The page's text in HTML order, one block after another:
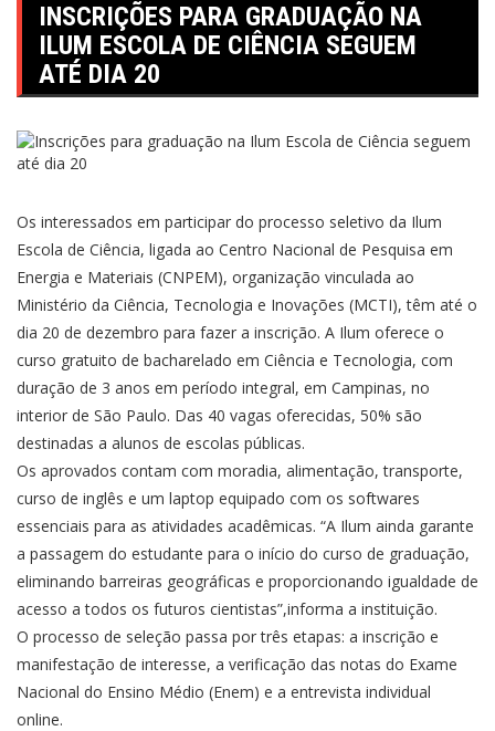
INSCRIÇÕES PARA GRADUAÇÃO NA
ILUM ESCOLA DE CIÊNCIA SEGUEM
ATÉ DIA 20
Os interessados em participar do processo seletivo da Ilum
Escola de Ciência, ligada ao Centro Nacional de Pesquisa em
Energia e Materiais (CNPEM), organização vinculada ao
Ministério da Ciência, Tecnologia e Inovações (MCTI), têm até o
dia 20 de dezembro para fazer a inscrição. A Ilum oferece o
curso gratuito de bacharelado em Ciência e Tecnologia, com
duração de 3 anos em período integral, em Campinas, no
interior de São Paulo. Das 40 vagas oferecidas, 50% são
destinadas a alunos de escolas públicas.
Os aprovados contam com moradia, alimentação, transporte,
curso de inglês e um laptop equipado com os softwares
essenciais para as atividades acadêmicas. “A Ilum ainda garante
a passagem do estudante para o início do curso de graduação,
eliminando barreiras geográficas e proporcionando igualdade de
acesso a todos os futuros cientistas”,informa a instituição.
O processo de seleção passa por três etapas: a inscrição e
manifestação de interesse, a verificação das notas do Exame
Nacional do Ensino Médio (Enem) e a entrevista individual
online.